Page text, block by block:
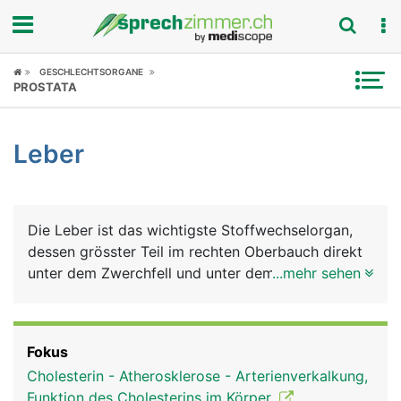
Fokus
Symptome
News
Rubriken
GESCHLECHTSORGANE
PROSTATA
Leber
Die Leber ist das wichtigste Stoffwechselorgan,
dessen grösster Teil im rechten Oberbauch direkt
unter dem Zwerchfell und unter dem rechten
(Hepatozyten). Die Leber erfüllt viele
lebenswichtige Aufgaben: Sie ist gleichzeitig
...mehr sehen
Fokus
Cholesterin - Atherosklerose - Arterienverkalkung,
Funktion des Cholesterins im Körper